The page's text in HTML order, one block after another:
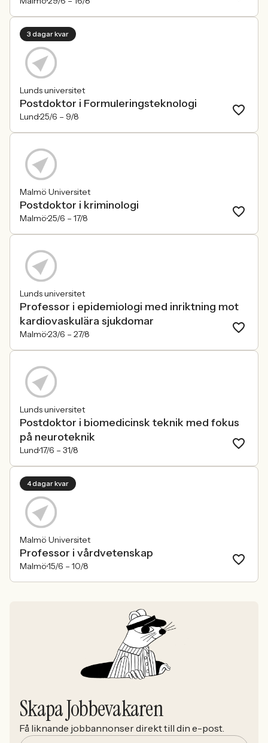
3 dagar kvar
Lunds universitet
Postdoktor i Formuleringsteknologi
Lund25/6 – 9/8
Malmö Universitet
Postdoktor i kriminologi
Malmö25/6 – 17/8
Lunds universitet
Professor i epidemiologi med inriktning mot
kardiovaskulära sjukdomar
Malmö23/6 – 27/8
Lunds universitet
Postdoktor i biomedicinsk teknik med fokus
på neuroteknik
Lund17/6 – 31/8
4 dagar kvar
Malmö Universitet
Professor i vårdvetenskap
Malmö15/6 – 10/8
Skapa Jobbevakaren
Få liknande jobbannonser direkt till din e-post.